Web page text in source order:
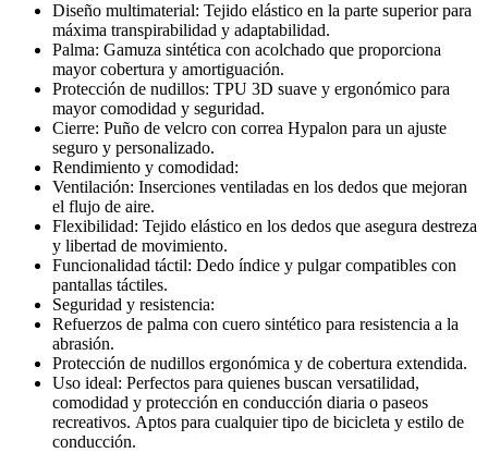
Diseño multimaterial: Tejido elástico en la parte superior para
máxima transpirabilidad y adaptabilidad.
Palma: Gamuza sintética con acolchado que proporciona
mayor cobertura y amortiguación.
Protección de nudillos: TPU 3D suave y ergonómico para
mayor comodidad y seguridad.
Cierre: Puño de velcro con correa Hypalon para un ajuste
seguro y personalizado.
Rendimiento y comodidad:
Ventilación: Inserciones ventiladas en los dedos que mejoran
el flujo de aire.
Flexibilidad: Tejido elástico en los dedos que asegura destreza
y libertad de movimiento.
Funcionalidad táctil: Dedo índice y pulgar compatibles con
pantallas táctiles.
Seguridad y resistencia:
Refuerzos de palma con cuero sintético para resistencia a la
abrasión.
Protección de nudillos ergonómica y de cobertura extendida.
Uso ideal: Perfectos para quienes buscan versatilidad,
comodidad y protección en conducción diaria o paseos
recreativos. Aptos para cualquier tipo de bicicleta y estilo de
conducción.